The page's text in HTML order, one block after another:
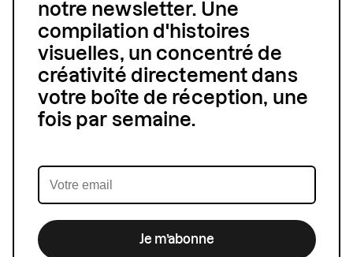
notre newsletter. Une
compilation d'histoires
visuelles, un concentré de
créativité directement dans
votre boîte de réception, une
fois par semaine.
Je m’abonne